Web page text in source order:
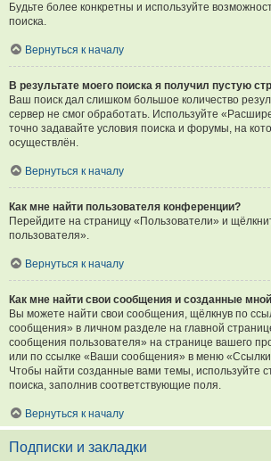
Будьте более конкретны и используйте
поиска.
Вернуться к началу
В результате моего поиска я получил пустую
Ваш поиск дал слишком большое количество
сервер не смог обработать. Используйте
точно задавайте условия поиска и форумы, на
осуществлён.
Вернуться к началу
Как мне найти пользователя конференции?
Перейдите на страницу «Пользователи» и
пользователя».
Вернуться к началу
Как мне найти свои сообщения и созданные
Вы можете найти свои сообщения, щёлкнув по
сообщения» в личном разделе на главной
сообщения пользователя» на странице вашего
или по ссылке «Ваши сообщения» в меню
Чтобы найти созданные вами темы, используйте
поиска, заполнив соответствующие поля.
Вернуться к началу
Подписки и закладки